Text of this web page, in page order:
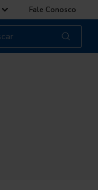
Fale Conosco